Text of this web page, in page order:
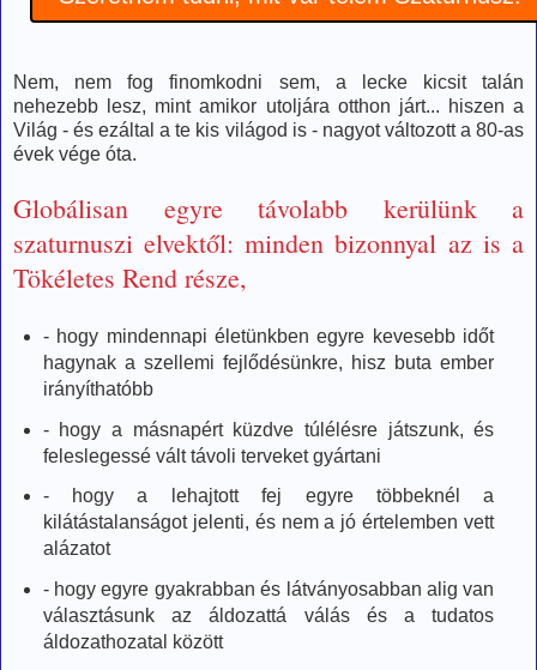
Nem, nem fog finomkodni sem, a lecke kicsit talán
nehezebb lesz, mint amikor utoljára otthon járt... hiszen a
Világ - és ezáltal a te kis világod is - nagyot változott a 80-as
évek vége óta.
Globálisan egyre távolabb kerülünk a
szaturnuszi elvektől: minden bizonnyal az is a
Tökéletes Rend része,
- hogy mindennapi életünkben egyre kevesebb időt
hagynak a szellemi fejlődésünkre, hisz buta ember
irányíthatóbb
- hogy a másnapért küzdve túlélésre játszunk, és
feleslegessé vált távoli terveket gyártani
- hogy a lehajtott fej egyre többeknél a
kilátástalanságot jelenti, és nem a jó értelemben vett
alázatot
- hogy egyre gyakrabban és látványosabban alig van
választásunk az áldozattá válás és a tudatos
áldozathozatal között